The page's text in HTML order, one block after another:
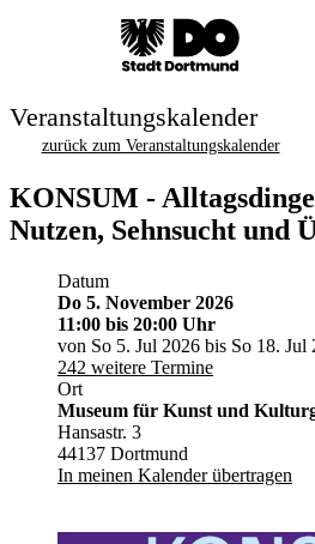
Veranstaltungskalender
zurück zum Veranstaltungskalender
KONSUM -
Nutzen, Sehnsucht und
Datum
Do 5. November 2026
11:00 bis 20:00 Uhr
von So 5. Jul 2026 bis So 18. Jul
242 weitere Termine
Ort
Museum für Kunst und
Hansastr. 3
44137 Dortmund
In meinen Kalender übertragen